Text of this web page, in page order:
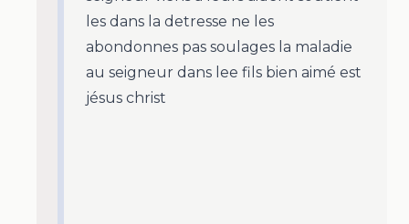
les dans la detresse ne les
abondonnes pas soulages la maladie
au seigneur dans lee fils bien aimé est
jésus christ